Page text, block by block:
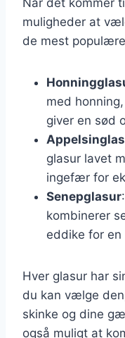
muligheder at
de mest
med
giver en sød
glasur lavet
ingefær for
Senepglasur
kombinerer
eddike for en
Hver glasur har
du kan vælge
skinke og dine
også muligt at